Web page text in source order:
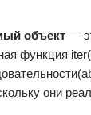
объект —
функция
они